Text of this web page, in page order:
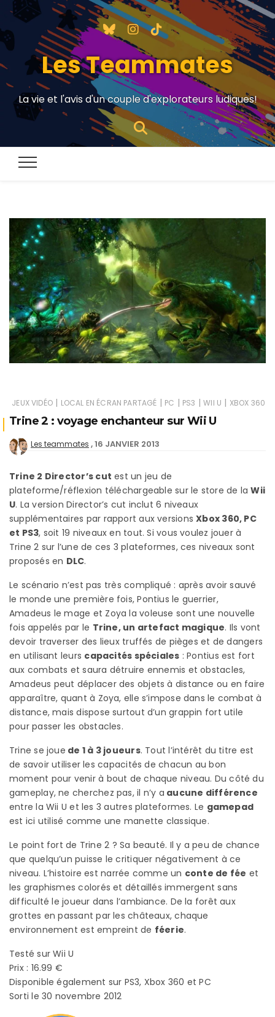
Les Teammates
La vie et l'avis d'un couple d'explorateurs ludiques!
JEUX VIDÉO | LOCAL EN ÉCRAN PARTAGÉ | PC | PS3 | WII U | XBOX 360
Trine 2 : voyage enchanteur sur Wii U
Les teammates 16 JANVIER 2013
Trine 2 Director’s cut est un jeu de
plateforme/réflexion téléchargeable sur le store de laWii
U. La version Director’s cut inclut 6 niveaux
supplémentaires par rapport aux versionsXbox 360, PC
et PS3, soit 19 niveaux en tout. Si vous voulez jouer à
Trine 2 sur l’une de ces 3 plateformes, ces niveaux sont
proposés en DLC.
Le scénario n’est pas très compliqué : après avoir sauvé
le monde une première fois, Pontius le guerrier,
Amadeus le mage et Zoya la voleuse sont une nouvelle
fois appelés par le Trine, un artefact magique. Ils vont
devoir traverser des lieux truffés de pièges et de dangers
en utilisant leurs capacités spéciales : Pontius est fort
aux combats et saura détruire ennemis et obstacles,
Amadeus peut déplacer des objets à distance ou en faire
apparaître, quant à Zoya, elle s’impose dans le combat à
distance, mais dispose surtout d’un grappin fort utile
pour passer les obstacles.
Trine se joue de 1 à 3 joueurs. Tout l’intérêt du titre est
de savoir utiliser les capacités de chacun au bon
moment pour venir à bout de chaque niveau. Du côté du
gameplay, ne cherchez pas, il n’y a aucune différence
entre la Wii U et les 3 autres plateformes. Le gamepad
est ici utilisé comme une manette classique.
Le point fort de Trine 2 ? Sa beauté. Il y a peu de chance
que quelqu’un puisse le critiquer négativement à ce
niveau. L’histoire est narrée comme un conte de fée et
les graphismes colorés et détaillés immergent sans
difficulté le joueur dans l’ambiance. De la forêt aux
grottes en passant par les châteaux, chaque
environnement est empreint de féerie.
Testé sur Wii U
Prix : 16.99 €
Disponible également sur PS3, Xbox 360 et PC
Sorti le 30 novembre 2012